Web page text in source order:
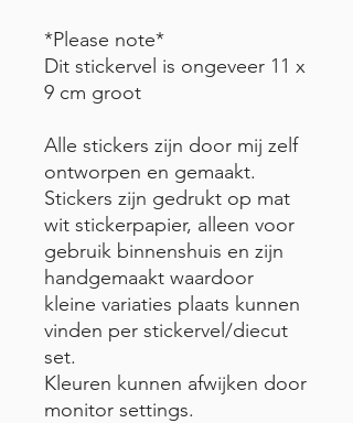
*Please note*
Dit stickervel is ongeveer 11 x
9 cm groot
Alle stickers zijn door mij zelf
ontworpen en gemaakt.
Stickers zijn gedrukt op mat
wit stickerpapier, alleen voor
gebruik binnenshuis en zijn
handgemaakt waardoor
kleine variaties plaats kunnen
vinden per stickervel/diecut
set.
Kleuren kunnen afwijken door
monitor settings.